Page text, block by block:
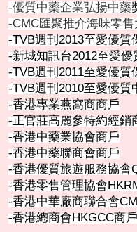
-優質中藥企業弘揚中藥
-CMC匯聚推介海味零售
-TVB週刊2013至愛優質
-新城知訊台2012至愛優
-TVB週刊2011至愛優質
-TVB週刊2010至愛優質
-香港專業燕窩商商戶
-正官莊高麗參特約經銷
-香港中藥業協會商戶
-香港中藥聯商會商戶
-香港優質旅遊服務協會
-香港零售管理協會
-香港中華廠商聯合會
-香港總商會HKGCC商戶